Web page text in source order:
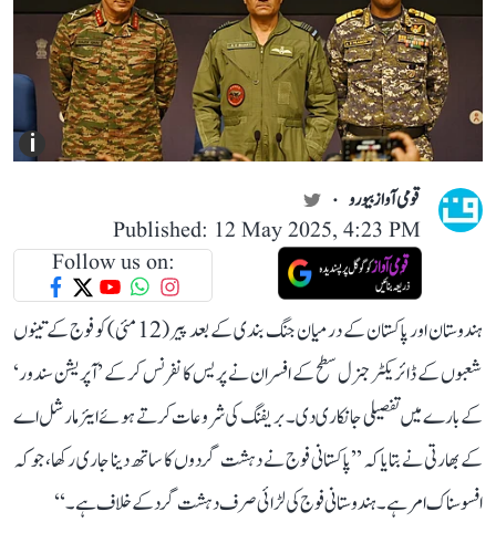
i
قومی آواز بیورو
Published: 12 May 2025, 4:23 PM
Follow us on:
ہندوستان اور پاکستان کے درمیان جنگ بندی کے بعد پیر (12 مئی) کو فوج کے تینوں
شعبوں کے ڈائریکٹر جنرل سطح کے افسران نے پریس کانفرنس کر کے ’آپریشن سندور‘
کے بارے میں تفصیلی جانکاری دی۔ بریفنگ کی شروعات کرتے ہوئے ایئر مارشل اے
کے بھارتی نے بتایا کہ ’’پاکستانی فوج نے دہشت گردوں کا ساتھ دینا جاری رکھا، جو کہ
افسوسناک امر ہے۔ ہندوستانی فوج کی لڑائی صرف دہشت گرد کے خلاف ہے۔‘‘